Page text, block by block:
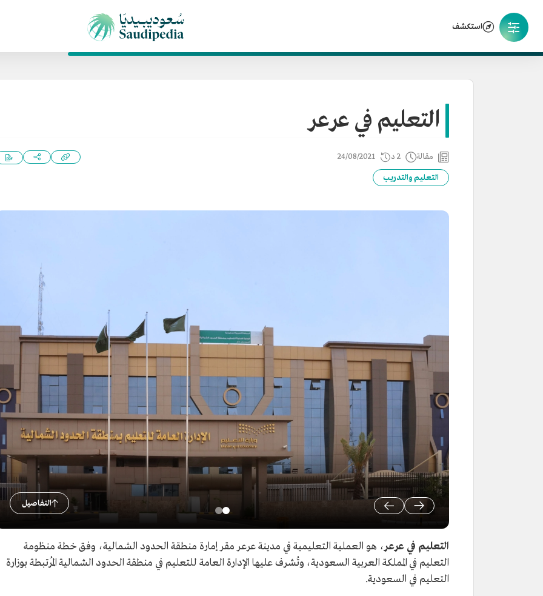
استكشف
التعليم في عرعر
مقالة 2 د 24/08/2021
التعليم والتدريب
التفاصيل
التعليم في عرعر، هو العملية التعليمية في مدينة عرعر مقر إمارة منطقة الحدود الشمالية، وفق خطة منظومة
التعليم في المملكة العربية السعودية، وتُشرف عليها الإدارة العامة للتعليم في منطقة الحدود الشمالية المُرتبطة بوزارة
التعليم في السعودية.